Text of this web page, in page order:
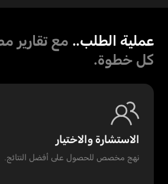
عملية الطلب.. مع تقارير
كل خطوة.
الاستشارة والاختيار
نهج مخصص للحصول على أفضل النتائج.